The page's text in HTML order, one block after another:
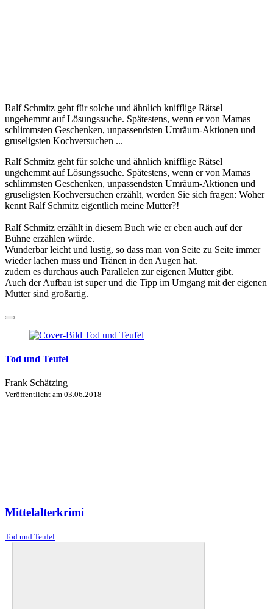
Ralf Schmitz geht für solche und ähnlich knifflige Rätsel
ungehemmt auf Lösungssuche. Spätestens, wenn er von Mamas
schlimmsten Geschenken, unpassendsten Umräum-Aktionen und
gruseligsten Kochversuchen ...
Ralf Schmitz geht für solche und ähnlich knifflige Rätsel
ungehemmt auf Lösungssuche. Spätestens, wenn er von Mamas
schlimmsten Geschenken, unpassendsten Umräum-Aktionen und
gruseligsten Kochversuchen erzählt, werden Sie sich fragen: Woher
kennt Ralf Schmitz eigentlich meine Mutter?!
Ralf Schmitz erzählt in diesem Buch wie er eben auch auf der
Bühne erzählen würde.
Wunderbar leicht und lustig, so dass man von Seite zu Seite immer
wieder lachen muss und Tränen in den Augen hat.
zudem es durchaus auch Parallelen zur eigenen Mutter gibt.
Auch der Aufbau ist super und die Tipp im Umgang mit der eigenen
Mutter sind großartig.
Tod und Teufel
Frank Schätzing
Veröffentlicht am 03.06.2018
Mittelalterkrimi
Tod und Teufel